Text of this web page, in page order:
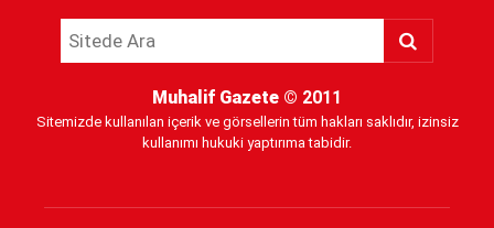
Muhalif Gazete © 2011
Sitemizde kullanılan içerik ve görsellerin tüm hakları saklıdır, izinsiz
kullanımı hukuki yaptırıma tabidir.